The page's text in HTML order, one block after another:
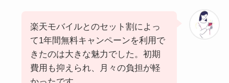
楽天モバイルとのセット割によっ
て1年間無料キャンペーンを利用で
きたのは大きな魅力でした。初期
費用も抑えられ、月々の負担が軽